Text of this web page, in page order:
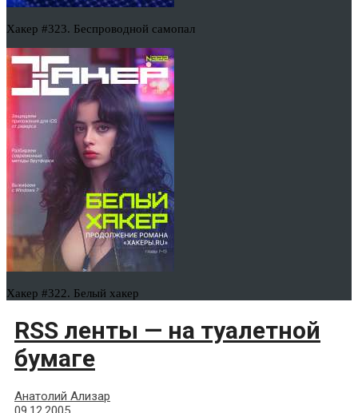
Хакер #323. Беспроводной самопал
Хакер #322. Белый хакер
RSS ленты — на туалетной
бумаге
Анатолий Ализар